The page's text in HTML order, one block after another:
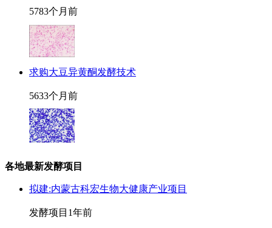
5783个月前
求购大豆异黄酮发酵技术
5633个月前
各地最新发酵项目
拟建:内蒙古科宏生物大健康产业项目
发酵项目 1年前